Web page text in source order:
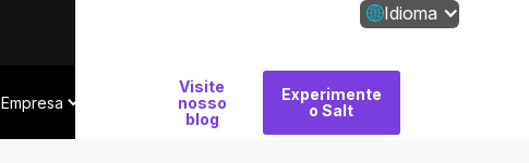
Idioma
Empresa
Visite
nosso
blog
Experimente
o Salt